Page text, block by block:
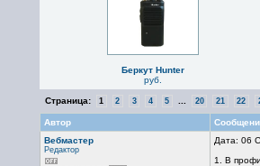
Беркут Hunter
руб.
Страница: 1 2 3 4 5 20 21 22
Автор
Вебмастер
Редактор
Дата: 06
1. В